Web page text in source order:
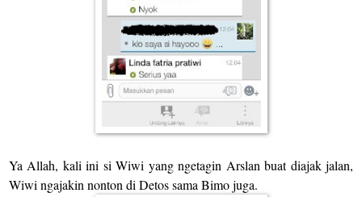
Ya Allah, kali ini si Wiwi yang ngetagin Arslan buat diajak jalan,
Wiwi ngajakin nonton di Detos sama Bimo juga.